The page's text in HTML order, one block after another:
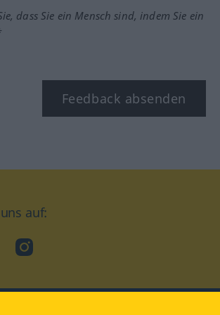
dass Sie ein Mensch sind, indem Sie ein
Feedback absenden
auf:
Instagram